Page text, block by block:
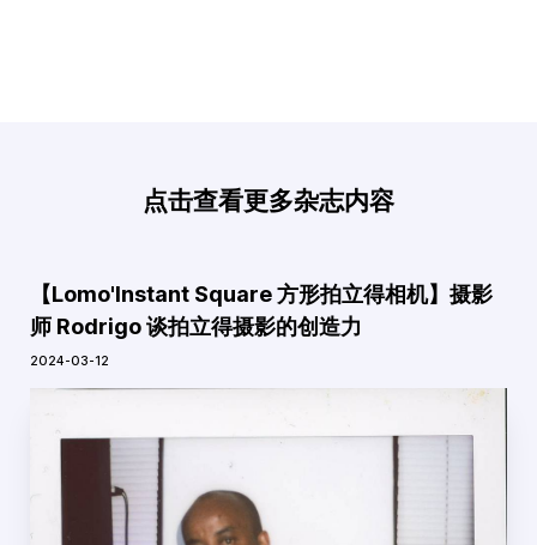
点击查看更多杂志内容
【Lomo'Instant Square 方形拍立得相机】摄影
师 Rodrigo 谈拍立得摄影的创造力
2024-03-12